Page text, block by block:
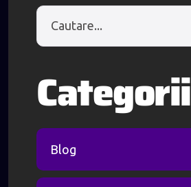
Categorii
Blog